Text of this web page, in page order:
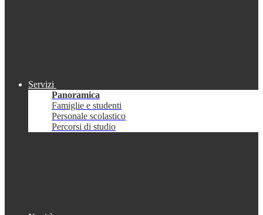
Servizi
Panoramica
Famiglie e studenti
Personale scolastico
Percorsi di studio